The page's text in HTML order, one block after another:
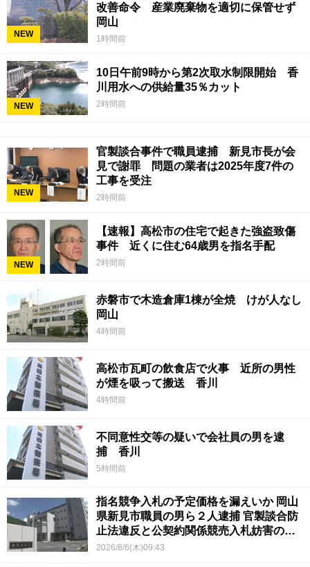
NEW
改善命令 産業廃棄物を適切に保管せず
岡山
1時間前
NEW
10日午前9時から第2次取水制限開始 香
川用水への供給量35％カット
2時間前
NEW
官製談合事件で職員逮捕 新見市長が会
見で謝罪 問題の業者は2025年度7件の
工事を受注
2時間前
NEW
【速報】高松市の住宅で起きた強盗致傷
事件 近くに住む64歳男を指名手配
2時間前
赤磐市で木造倉庫1棟が全焼 けが人なし
岡山
4時間前
高松市瓦町の飲食店で火事 近所の男性
が煙を吸って搬送 香川
4時間前
不同意性交等の疑いで会社員の男を逮
捕 香川
5時間前
指名競争入札の予定価格を漏えいか 岡山
県新見市職員の男ら２人逮捕 官製談合防
止法違反と公契約関係競売入札妨害の疑
い
2026/8/6(木)09:43